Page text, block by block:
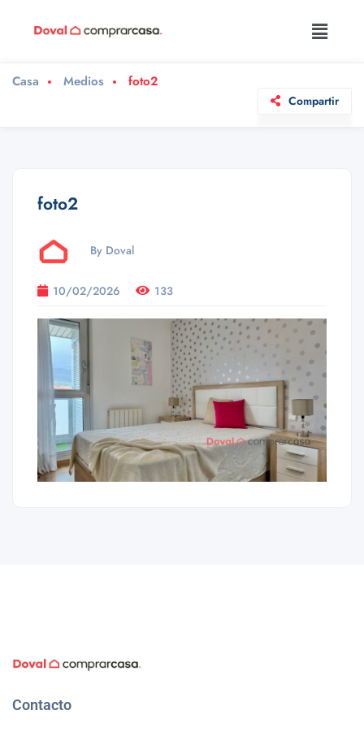
Casa Medios foto2
Compartir
foto2
By Doval
10/02/2026 133
Contacto